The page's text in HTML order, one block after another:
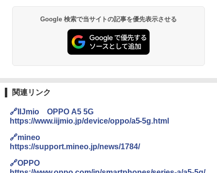
Google 検索で当サイトの記事を優先表示させる
関連リンク
🔗IIJmio OPPO A5 5G
https://www.iijmio.jp/device/oppo/a5-5g.html
🔗mineo
https://support.mineo.jp/news/1784/
🔗OPPO